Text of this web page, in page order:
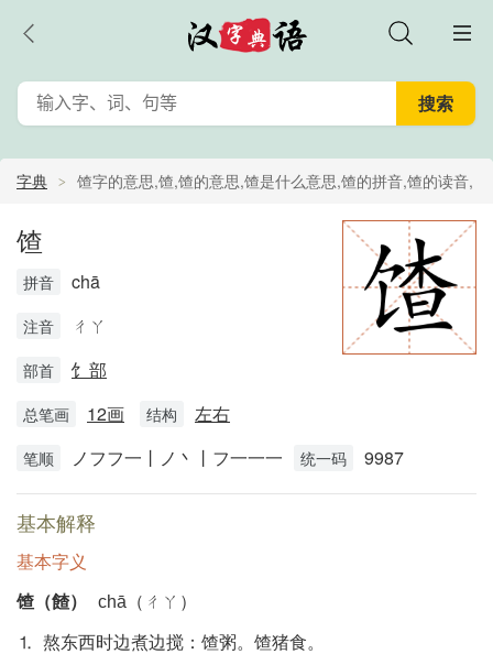
字典 馇字的意思,馇,馇的意思,馇是什么意思,馇的拼音,馇的读音,
馇的解释
馇
拼音 chā
注音 ㄔㄚ
部首 饣部
总笔画 12画 结构 左右
笔顺 ノフフ一丨ノ丶丨フ一一一 统一码 9987
基本解释
基本字义
馇（餷）
chā（ㄔㄚ）
⒈ 熬东西时边煮边搅：馇粥。馇猪食。